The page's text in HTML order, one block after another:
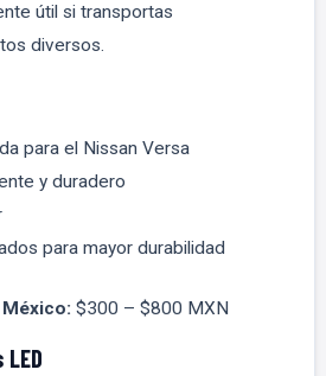
útil si transportas
diversos.
para el Nissan Versa
y duradero
para mayor durabilidad
$300 – $800 MXN